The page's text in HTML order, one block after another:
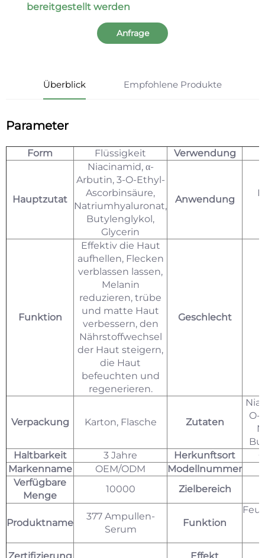
bereitgestellt werden
Anfrage
Überblick Empfohlene Produkte
Parameter
Form Flüssigkeit Verwendung
Hauptzutat
Niacinamid, α-
Arbutin, 3-O-Ethyl-
Ascorbinsäure,
Natriumhyaluronat,
Butylenglykol,
Glycerin
Anwendung
Funktion
Effektiv die Haut
aufhellen, Flecken
verblassen lassen,
Melanin
reduzieren, trübe
und matte Haut
verbessern, den
Nährstoffwechsel
der Haut steigern,
die Haut
befeuchten und
regenerieren.
Geschlecht
Verpackung Karton, Flasche Zutaten
O-
Haltbarkeit
3 Jahre Herkunftsort
Markenname
OEM/ODM
Modellnummer
Verfügbare
Menge
10000 Zielbereich
Produktname
377 Ampullen-
Serum
Funktion
Zertifizierung Effekt